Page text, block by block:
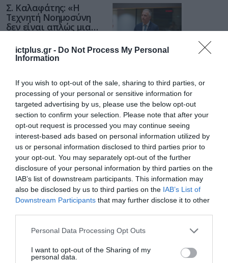
ictplus.gr - Do Not Process My Personal
Information
If you wish to opt-out of the sale, sharing to third parties, or
processing of your personal or sensitive information for
targeted advertising by us, please use the below opt-out
section to confirm your selection. Please note that after your
opt-out request is processed you may continue seeing
interest-based ads based on personal information utilized by
us or personal information disclosed to third parties prior to
your opt-out. You may separately opt-out of the further
disclosure of your personal information by third parties on the
IAB’s list of downstream participants. This information may
also be disclosed by us to third parties on the IAB’s List of
Downstream Participants that may further disclose it to other
Please note that this website/app uses one or more Google
not limited to your visit or usage behaviour. You may click to
grant or deny consent to Google and its third-party tags to
Personal Data Processing Opt Outs
I want to opt-out of the Sharing of my
personal data.
Σ. Καλαφάτης: «Η
Τεχνητή Νοημοσύνη
δεν είναι απλώς μια
μια νέα βιομηχανική
επανάσταση»
των ελληνικών
επιχειρήσεων στον
χώρο της άμυνας
31.07.2026
Η πιο ταξιδιάρικη
βαλίτσα του φετινού
καλοκαιριού έχει την
υπογραφή της Xiaomi
31.07.2026
ΟΛΗ Η ΡΟΗ ΕΙΔΗΣΕΩΝ